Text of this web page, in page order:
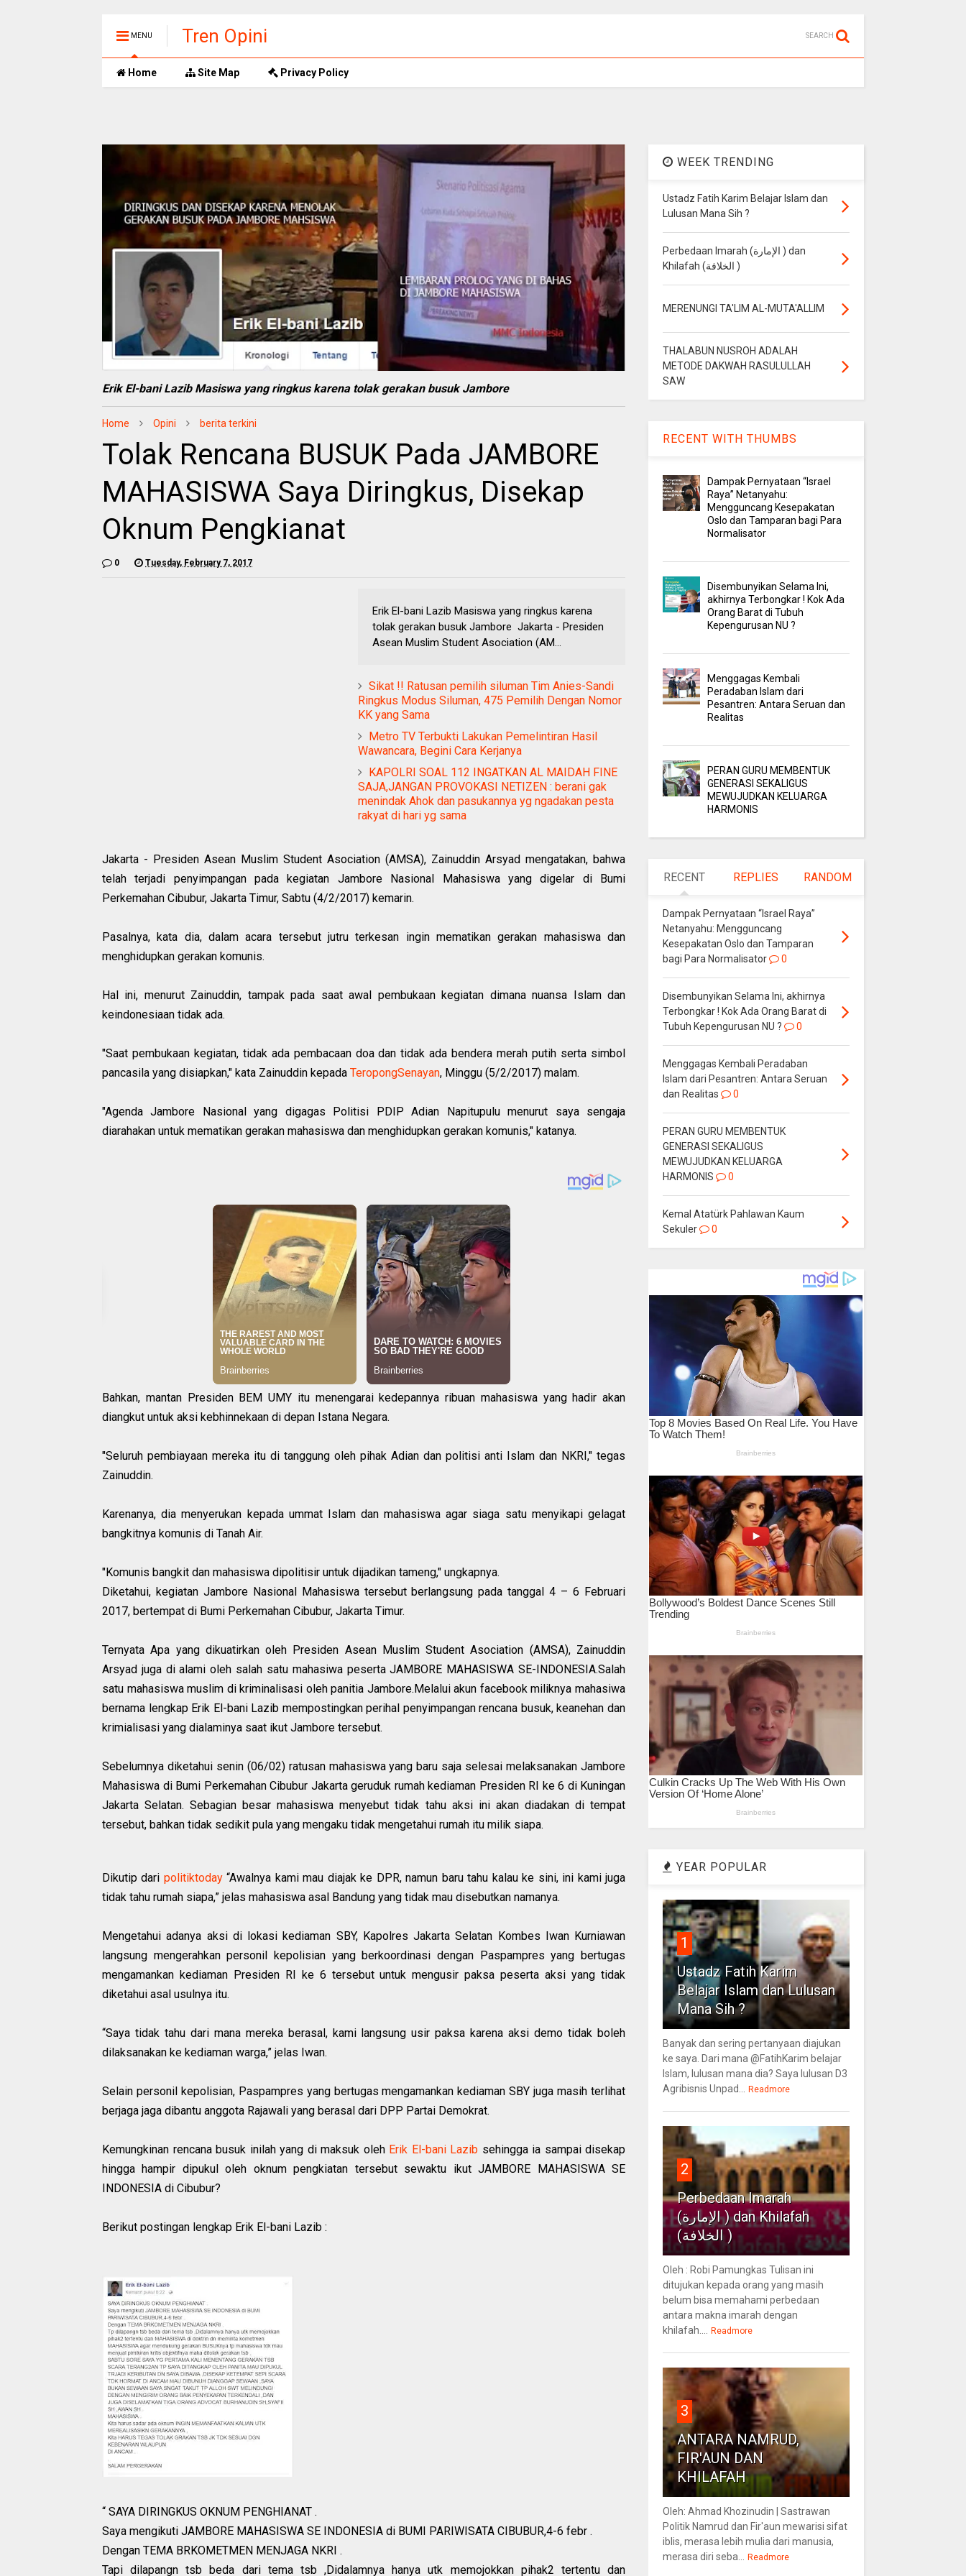
MENU Tren Opini SEARCH
Home Site Map Privacy Policy
Erik El-bani Lazib Masiswa yang ringkus karena tolak gerakan busuk Jambore
Home Opini berita terkini
Tolak Rencana BUSUK Pada JAMBORE
MAHASISWA Saya Diringkus, Disekap
Oknum Pengkianat
0 Tuesday, February 7, 2017
Erik El-bani Lazib Masiswa yang ringkus karena
tolak gerakan busuk Jambore Jakarta - P‎residen
Asean Muslim Student Asociation (AM...
Sikat !! Ratusan pemilih siluman Tim Anies-Sandi
Ringkus Modus Siluman, 475 Pemilih Dengan Nomor
KK yang Sama
Metro TV Terbukti Lakukan Pemelintiran Hasil
Wawancara, Begini Cara Kerjanya
KAPOLRI SOAL 112 INGATKAN AL MAIDAH FINE
SAJA,JANGAN PROVOKASI NETIZEN : berani gak
menindak Ahok dan pasukannya yg ngadakan pesta
rakyat di hari yg sama
Jakarta - P‎residen Asean Muslim Student Asociation (AMSA), Zainuddin Arsyad mengatakan, bahwa
telah terjadi penyimpangan pada kegiatan Jambore Nasional Mahasiswa yang digelar di Bumi
Perkemahan Cibubur, Jakarta Timur, Sabtu (4/2/2017) kemarin.
Pasalnya, kata dia, dalam acara tersebut jutru terkesan ingin mematikan gerakan mahasiswa dan
menghidupkan gerakan komunis.
Hal ini, menurut Zainuddin, tampak pada saat awal pembukaan kegiatan dimana nuansa Islam dan
keindonesiaan tidak ada.
"Saat pembukaan kegiatan, tidak ada pembacaan doa dan tidak ada bendera merah putih serta simbol
pancasila yang disiapkan," kata ‎Zainuddin kepada TeropongSenayan, Minggu (5/2/2017) malam.‎
"Agenda Jambore Nasional yang digagas Politisi PDIP Adian Napitupulu menurut saya sengaja
diarahakan untuk mematikan gerakan mahasiswa dan menghidupkan gerakan komunis," katanya.
Bahkan, mantan Presiden BEM UMY itu menengarai kedepannya ribuan mahasiswa yang hadir akan
diangkut untuk aksi kebhinnekaan di depan Istana Negara.
"Seluruh pembiayaan mereka itu di tanggung oleh pihak Adian dan politisi anti Islam dan NKRI," tegas
Zainuddin.‎
Karenanya, dia menyerukan kepada ummat Islam dan mahasiswa agar siaga satu menyikapi gelagat
bangkitnya komunis di Tanah Air.
"Komunis bangkit dan mahasiswa dipolitisir untuk dijadikan tameng," ungkapnya.‎
Diketahui, kegiatan Jambore Nasional Mahasiswa tersebut berlangsung pada tanggal 4 – 6 Februari
2017, bertempat di Bumi Perkemahan Cibubur, Jakarta Timur.
Ternyata Apa yang dikuatirkan oleh P‎residen Asean Muslim Student Asociation (AMSA), Zainuddin
Arsyad juga di alami oleh salah satu mahasiwa peserta JAMBORE MAHASISWA SE-INDONESIA.Salah
satu mahasiswa muslim di kriminalisasi oleh panitia Jambore.Melalui akun facebook miliknya mahasiwa
bernama lengkap Erik El-bani Lazib mempostingkan perihal penyimpangan rencana busuk, keanehan dan
krimialisasi yang dialaminya saat ikut Jambore tersebut.
Sebelumnya diketahui senin (06/02) ratusan mahasiswa yang baru saja selesai melaksanakan Jambore
Mahasiswa di Bumi Perkemahan Cibubur Jakarta geruduk rumah kediaman Presiden RI ke 6 di Kuningan
Jakarta Selatan. Sebagian besar mahasiswa menyebut tidak tahu aksi ini akan diadakan di tempat
tersebut, bahkan tidak sedikit pula yang mengaku tidak mengetahui rumah itu milik siapa.
Dikutip dari politiktoday“Awalnya kami mau diajak ke DPR, namun baru tahu kalau ke sini, ini kami juga
tidak tahu rumah siapa,” jelas mahasiswa asal Bandung yang tidak mau disebutkan namanya.
Mengetahui adanya aksi di lokasi kediaman SBY, Kapolres Jakarta Selatan Kombes Iwan Kurniawan
langsung mengerahkan personil kepolisian yang berkoordinasi dengan Paspampres yang bertugas
mengamankan kediaman Presiden RI ke 6 tersebut untuk mengusir paksa peserta aksi yang tidak
diketahui asal usulnya itu.
“Saya tidak tahu dari mana mereka berasal, kami langsung usir paksa karena aksi demo tidak boleh
dilaksanakan ke kediaman warga,” jelas Iwan.
Selain personil kepolisian, Paspampres yang bertugas mengamankan kediaman SBY juga masih terlihat
berjaga jaga dibantu anggota Rajawali yang berasal dari DPP Partai Demokrat.
Kemungkinan rencana busuk inilah yang di maksuk oleh Erik El-bani Lazib sehingga ia sampai disekap
hingga hampir dipukul oleh oknum pengkiatan tersebut sewaktu ikut JAMBORE MAHASISWA SE
INDONESIA di Cibubur?
Berikut postingan lengkap Erik El-bani Lazib :
“ SAYA DIRINGKUS OKNUM PENGHIANAT .
Saya mengikuti JAMBORE MAHASISWA SE INDONESIA di BUMI PARIWISATA CIBUBUR,4-6 febr .
Dengan TEMA BRKOMETMEN MENJAGA NKRI .
Tapi dilapangn tsb beda dari tema tsb ,Didalamnya hanya utk memojokkan pihak2 tertentu dan
WEEK TRENDING
Ustadz Fatih Karim Belajar Islam dan
Lulusan Mana Sih ?
Perbedaan Imarah (الإمارة ) dan
Khilafah (الخلافة )
MERENUNGI TA'LIM AL-MUTA'ALLIM
THALABUN NUSROH ADALAH
METODE DAKWAH RASULULLAH
SAW
RECENT WITH THUMBS
Dampak Pernyataan “Israel
Raya” Netanyahu:
Mengguncang Kesepakatan
Oslo dan Tamparan bagi Para
Normalisator
Disembunyikan Selama Ini,
akhirnya Terbongkar ! Kok Ada
Orang Barat di Tubuh
Kepengurusan NU ?
Menggagas Kembali
Peradaban Islam dari
Pesantren: Antara Seruan dan
Realitas
PERAN GURU MEMBENTUK
GENERASI SEKALIGUS
MEWUJUDKAN KELUARGA
HARMONIS
RECENT REPLIES RANDOM
Dampak Pernyataan “Israel Raya”
Netanyahu: Mengguncang
Kesepakatan Oslo dan Tamparan
bagi Para Normalisator
0
Disembunyikan Selama Ini, akhirnya
Terbongkar ! Kok Ada Orang Barat di
Tubuh Kepengurusan NU ?
0
Menggagas Kembali Peradaban
Islam dari Pesantren: Antara Seruan
dan Realitas
0
PERAN GURU MEMBENTUK
GENERASI SEKALIGUS
MEWUJUDKAN KELUARGA
HARMONIS
0
Kemal Atatürk Pahlawan Kaum
Sekuler
0
YEAR POPULAR
1
Ustadz Fatih Karim
Belajar Islam dan Lulusan
Mana Sih ?
Banyak dan sering pertanyaan diajukan
ke saya. Dari mana @FatihKarim belajar
Islam, lulusan mana dia? Saya lulusan D3
Agribisnis Unpad...
Readmore
2
Perbedaan Imarah
(الإمارة ) dan Khilafah
(الخلافة )
Oleh : Robi Pamungkas Tulisan ini
ditujukan kepada orang yang masih
belum bisa memahami perbedaan
antara makna imarah dengan
khilafah....
Readmore
3
ANTARA NAMRUD,
FIR'AUN DAN
KHILAFAH
Oleh: Ahmad Khozinudin | Sastrawan
Politik Namrud dan Fir'aun mewarisi sifat
iblis, merasa lebih mulia dari manusia,
merasa diri seba...
Readmore